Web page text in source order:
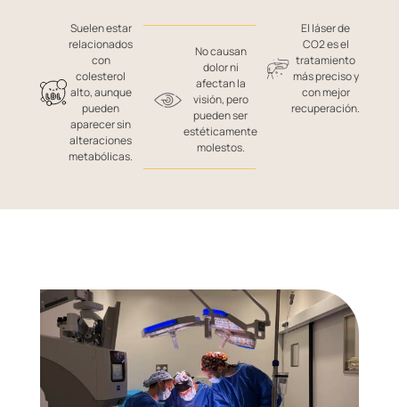
Suelen estar
relacionados
con
colesterol
alto, aunque
pueden
aparecer sin
alteraciones
metabólicas.
No causan
dolor ni
afectan la
visión, pero
pueden ser
estéticamente
molestos.
El láser de
CO2 es el
tratamiento
más preciso y
con mejor
recuperación.